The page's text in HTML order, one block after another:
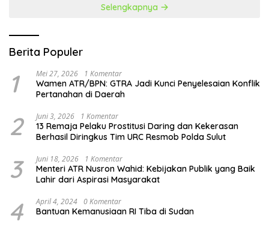
Selengkapnya
Berita Populer
1 Mei 27, 2026 1 Komentar
Wamen ATR/BPN: GTRA Jadi Kunci Penyelesaian Konflik
Pertanahan di Daerah
2 Juni 3, 2026 1 Komentar
13 Remaja Pelaku Prostitusi Daring dan Kekerasan
Berhasil Diringkus Tim URC Resmob Polda Sulut
3 Juni 18, 2026 1 Komentar
Menteri ATR Nusron Wahid: Kebijakan Publik yang Baik
Lahir dari Aspirasi Masyarakat
4 April 4, 2024 0 Komentar
Bantuan Kemanusiaan RI Tiba di Sudan